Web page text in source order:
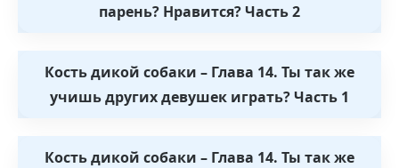
парень? Нравится? Часть 2
Кость дикой собаки – Глава 14. Ты так же
учишь других девушек играть? Часть 1
Кость дикой собаки – Глава 14. Ты так же